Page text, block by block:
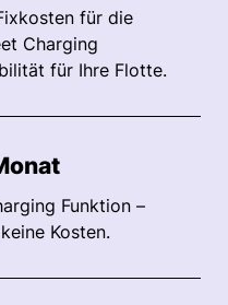
für die
Charging
für Ihre Flotte.
Funktion –
keine Kosten.